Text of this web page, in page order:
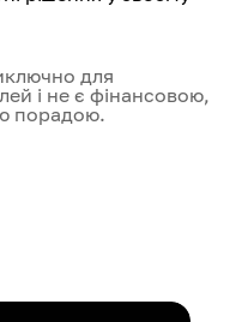
для
і не є фінансовою,
порадою.